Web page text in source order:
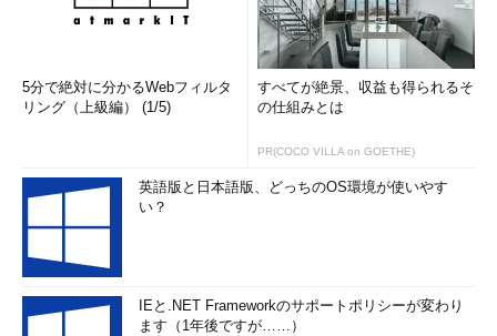
5分で絶対に分かるWebフィルタ
リング（上級編） (1/5)
すべてが絶景、収益も得られるそ
の仕組みとは
PR(COCO VILLA on GOETHE)
英語版と日本語版、どっちのOS環境が使いやす
い？
IEと.NET Frameworkのサポートポリシーが変わり
ます（1年後ですが……）